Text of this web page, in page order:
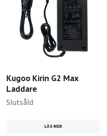
Kugoo Kirin G2 Max
Laddare
Slutsåld
LÄS MER